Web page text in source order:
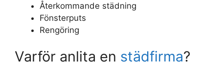
Återkommande städning
Fönsterputs
Rengöring
Varför anlita en städfirma?